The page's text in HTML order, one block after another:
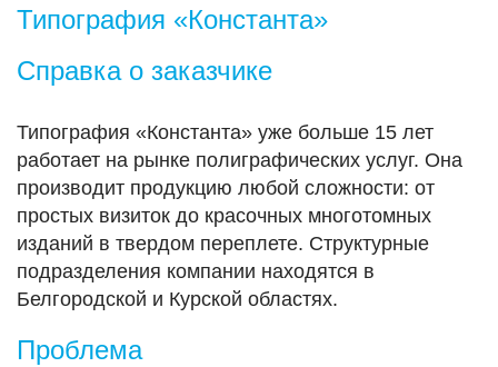
Типография «Константа»
Справка о заказчике
Типография «Константа» уже больше 15 лет
работает на рынке полиграфических услуг. Она
производит продукцию любой сложности: от
простых визиток до красочных многотомных
изданий в твердом переплете. Структурные
подразделения компании находятся в
Белгородской и Курской областях.
Проблема